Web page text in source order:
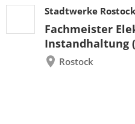
Stadtwerke
Fachmeister
Instandhaltung
Rostock